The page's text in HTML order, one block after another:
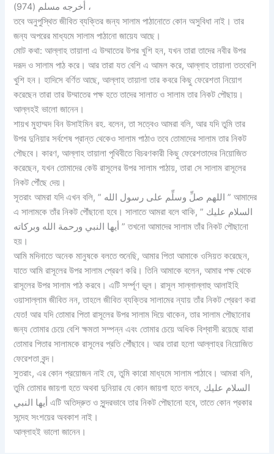
أخرجه مسلم (974) ،
তবে অনুপুস্থিত জীবিত ব্যক্তির জন্য সালাম পাঠানোতে কোন অসুবিধা নাই। তার
জন্য অপরের মাধ্যমে সালাম পাঠানো জায়েয আছে।
মোট কথা: আল্লাহ তায়ালা এ উম্মাতের উপর খুশি হন, যখন তারা তাদের নবীর উপর
দরূদ ও সালাম পাঠ করে। আর তারা যত বেশি এ আমল করে, আল্লাহ তায়ালা ততবেশি
খুশি হন। হাদিসে বর্ণিত আছে, আল্লাহ তায়ালা তার কবরে কিছু ফেরেশতা নিয়োগ
করেছেন তারা তার উম্মাতের পক্ষ হতে তাদের সালাত ও সালাম তার নিকট পৌছায়।
আল্লহই ভালো জানেন।
শায়খ মুহাম্মদ বিন উসাইমিন রহ. বলেন, তা সত্বেও আমরা বলি, আর যদি তুমি তার
উপর দুনিয়ার সর্বশেষ প্রান্ত থেকেও সালাম পাঠাও তবে তোমাদের সালাম তার নিকট
পৌছবে। কারণ, আল্লাহ তায়ালা পৃথিবীতে বিচরণকারী কিছু ফেরেশতাদের নিয়োজিত
করেছেন, যখন তোমাদের কেউ রাসূলের উপর সালাম পাঠায়, তারা সে সালাম রাসূলের
নিকট পৌঁছে দেয়।
সূতরাং আমরা যদি এখন বলি, ” اللهم صلِّ وسلِّم على رسول الله ” আমাদের
এ সালামকে তাঁর নিকট পৌঁছানো হবে। সালাতে আমরা বলে থাকি, ” السلام عليك
أيها النبي ورحمة الله وبركاته ” তখনো আমাদের সালাম তাঁর নিকট পৌছানো
হয়।
আমি মদিনাতে অনেক মানুষকে বলতে শুনেছি, আমার পিতা আমাকে ওসিয়ত করেছেন,
যাতে আমি রাসূলের উপর সালাম প্রেরণ করি। তিনি আমাকে বলেন, আমার পক্ষ থেকে
রাসূলের উপর সালাম পাঠ করবে। এটি সর্ম্পূণ ভূল। রাসূল সাল্লাল্লাহু আলাইহি
ওয়াসাল্লাম জীবিত নন, তাহলে জীবিত ব্যক্তির সালামের ন্যায় তাঁর নিকট প্রেরণ করা
যেত! আর যদি তোমার পিতা রাসূলের উপর সালাম দিয়ে থাকেন, তার সালাম পৌছানোর
জন্য তোমার চেয়ে বেশি ক্ষমতা সম্পন্ন এবং তোমার চেয়ে অধিক বিশ্বাসী রয়েছে যারা
তোমার পিতার সালামকে রাসূলের প্রতি পৌঁছাবে। আর তারা হলো আল্লাহর নিয়োজিত
ফেরেশতা বৃন্দ।
সুতরাং, এর কোন প্রয়োজন নাই যে, তুমি কারো মাধ্যমে সালাম পাঠাবে। আমরা বলি,
তুমি তোমার জায়গা হতে অথবা দুনিয়ার যে কোন জায়গা হতে বলবে, السلام عليك
أيها النبي এটি অতিদ্রুত ও সুন্দরভাবে তার নিকট পৌছানো হবে, তাতে কোন প্রকার
সন্দেহ সংশয়ের অবকাশ নাই।
আল্লাহই ভালো জানেন।